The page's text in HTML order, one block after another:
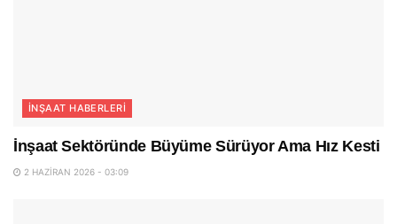
İNŞAAT HABERLERI
İnşaat Sektöründe Büyüme Sürüyor Ama Hız Kesti
2 HAZIRAN 2026 - 03:09